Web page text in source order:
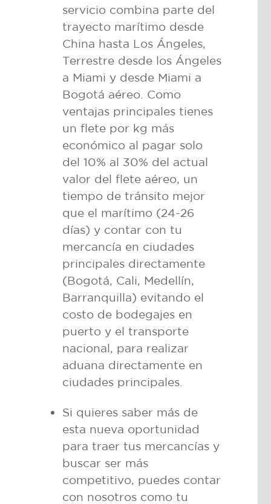
servicio combina parte del
trayecto marítimo desde
China hasta Los Ángeles,
Terrestre desde los Ángeles
a Miami y desde Miami a
Bogotá aéreo. Como
ventajas principales tienes
un flete por kg más
económico al pagar solo
del 10% al 30% del actual
valor del flete aéreo, un
tiempo de tránsito mejor
que el marítimo (24-26
días) y contar con tu
mercancía en ciudades
principales directamente
(Bogotá, Cali, Medellín,
Barranquilla) evitando el
costo de bodegajes en
puerto y el transporte
nacional, para realizar
aduana directamente en
ciudades principales.
Si quieres saber más de
esta nueva oportunidad
para traer tus mercancías y
buscar ser más
competitivo, puedes contar
con nosotros como tu